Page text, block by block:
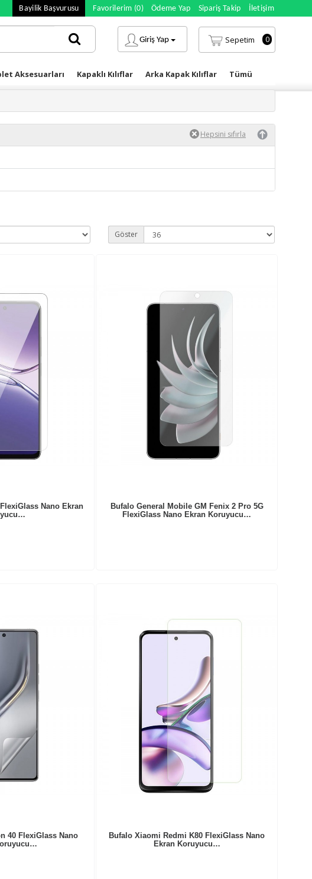
Bayilik Başvurusu Favorilerim (0) Ödeme Yap Sipariş Takip İletişim
0
Sepetim
Giriş Yap
Aksesuarları Kapaklı Kılıflar Arka Kapak Kılıflar Tümü
Göster
Nano Ekran
Bufalo General Mobile GM Fenix 2 Pro 5G
FlexiGlass Nano Ekran Koruyucu…
40 FlexiGlass Nano
Bufalo Xiaomi Redmi K80 FlexiGlass Nano
Ekran Koruyucu…